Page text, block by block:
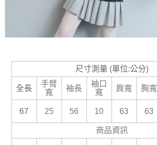
尺寸測量 (單位:公分)
全長
手臂
寬
袖長
袖口
寬
肩寬 胸寬
67 25 56 10 63 63
商品資訊